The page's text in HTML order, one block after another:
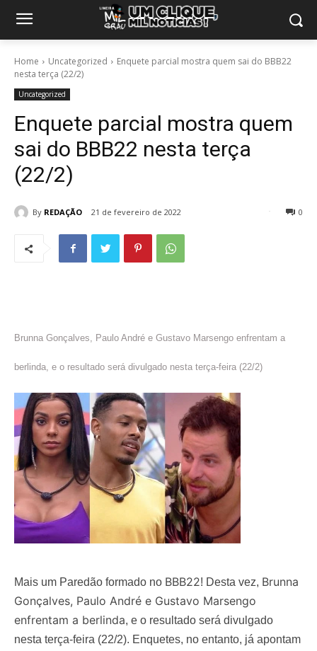
Home Uncategorized
Enquete parcial mostra quem sai do BBB22
nesta terça (22/2)
Uncategorized
Enquete parcial mostra quem
sai do BBB22 nesta terça
(22/2)
By REDAÇÃO 21 de fevereiro de 2022 0
Brunna Gonçalves, Paulo André e Gustavo Marsengo enfrentam a
berlinda, e o resultado será divulgado nesta terça-feira (22/2)
Mais um Paredão formado no BBB22! Desta vez, Brunna
Gonçalves, Paulo André e Gustavo Marsengo
enfrentam a berlinda, e o resultado será divulgado
nesta terça-feira (22/2). Enquetes, no entanto, já apontam